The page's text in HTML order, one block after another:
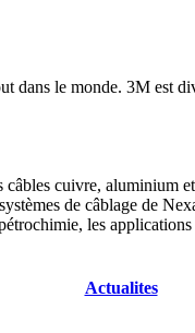
le monde. 3M est
cuivre, aluminium
de câblage de
les
Actualites